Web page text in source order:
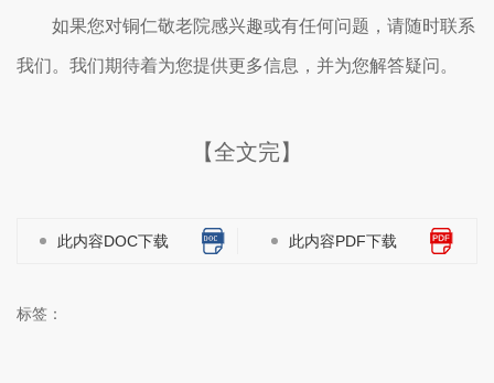
如果您对铜仁敬老院感兴趣或有任何问题，请随时联系
我们。我们期待着为您提供更多信息，并为您解答疑问。
【全文完】
此内容DOC下载 此内容PDF下载
标签：